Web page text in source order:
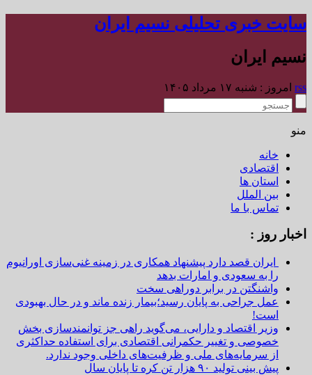
سایت خبری تحلیلی نسیم ایران
نسیم ایران
rss امروز : شنبه ۱۷ مرداد ۱۴۰۵
منو
خانه
اقتصادی
استان ها
بین الملل
تماس با ما
اخبار روز :
ایران قصد دارد پیشنهاد همکاری در زمینه غنی‌سازی اورانیوم
را به سعودی و امارات بدهد
واشنگتن در برابر دوراهی سخت
عمل جراحی به پایان رسید؛بیمار زنده ماند و در حال بهبودی
است!
وزیر اقتصاد و دارایی، می‌گوید راهی جز توانمندسازی بخش
خصوصی و تغییر حکمرانی اقتصادی برای استفاده حداکثری
از سرمایه‌های ملی و ظرفیت‌های داخلی وجود ندارد.
پیش بینی تولید ۹۰ هزار تن کره تا پایان سال